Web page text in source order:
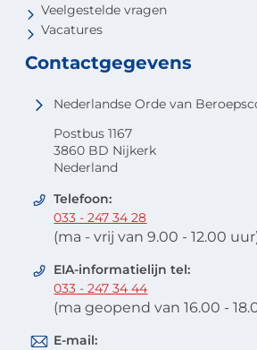
Veelgestelde vragen
Vacatures
Contactgegevens
Nederlandse Orde van
Postbus 1167
3860 BD Nijkerk
Nederland
Telefoon:
033 - 247 34 28
(ma - vrij van 9.00 - 12.00
EIA-informatielijn tel:
033 - 247 34 44
(ma geopend van 16.00 -
E-mail: